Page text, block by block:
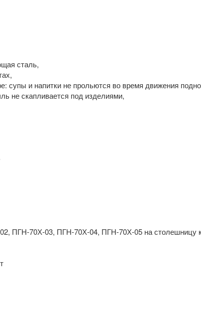
сталь,
и напитки не прольются во время движения
не скапливается под изделиями,
ПГН-70Х-03, ПГН-70Х-04, ПГН-70Х-05 на столешницу